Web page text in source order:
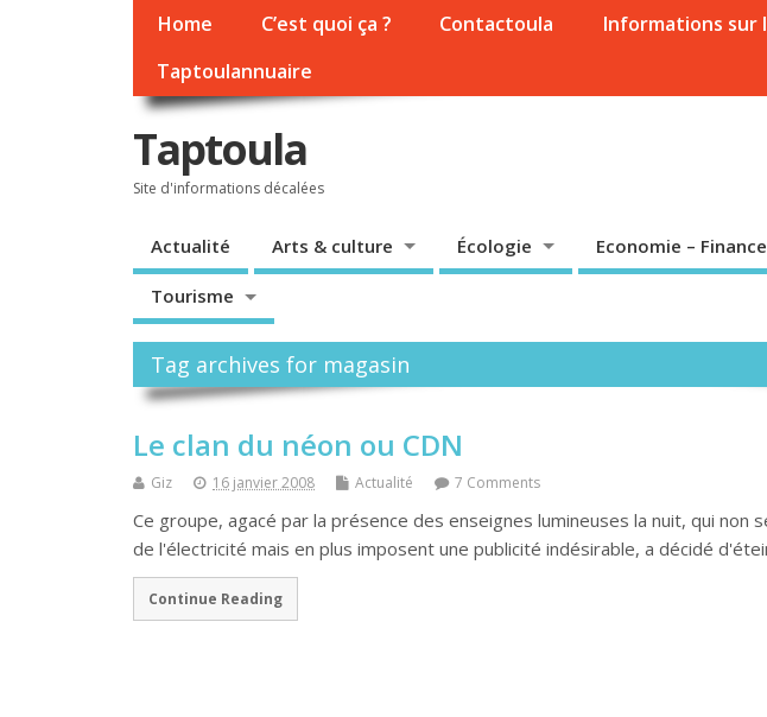
Home C’est quoi ça ? Contactoula Informations sur
Taptoulannuaire
Taptoula
Site d'informations décalées
Actualité Arts & culture Écologie Economie – Finance
Tourisme
Tag archives for magasin
Le clan du néon ou CDN
Giz 16 janvier 2008 Actualité 7 Comments
Ce groupe, agacé par la présence des enseignes lumineuses la nuit, qui non
de l'électricité mais en plus imposent une publicité indésirable, a décidé
Continue Reading